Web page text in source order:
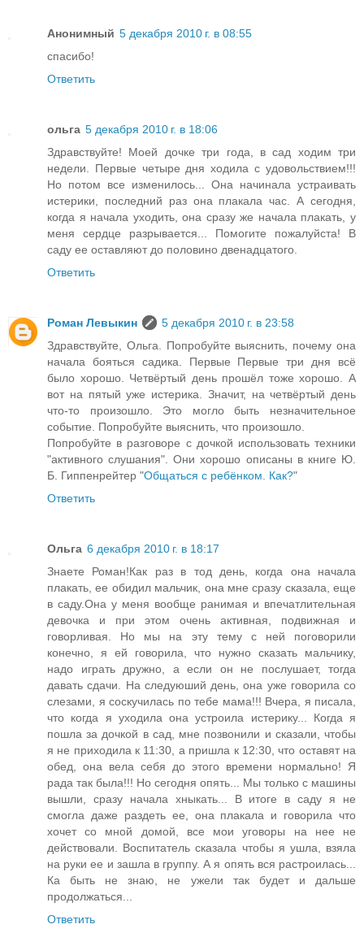
Анонимный 5 декабря 2010 г. в 08:55
спасибо!
Ответить
ольга 5 декабря 2010 г. в 18:06
Здравствуйте! Моей дочке три года, в сад ходим три
недели. Первые четыре дня ходила с удовольствием!!!
Но потом все изменилось... Она начинала устраивать
истерики, последний раз она плакала час. А сегодня,
когда я начала уходить, она сразу же начала плакать, у
меня сердце разрывается... Помогите пожалуйста! В
саду ее оставляют до половино двенадцатого.
Ответить
Роман Левыкин
5 декабря 2010 г. в 23:58
Здравствуйте, Ольга. Попробуйте выяснить, почему она
начала бояться садика. Первые Первые три дня всё
было хорошо. Четвёртый день прошёл тоже хорошо. А
вот на пятый уже истерика. Значит, на четвёртый день
что-то произошло. Это могло быть незначительное
событие. Попробуйте выяснить, что произошло.
Попробуйте в разговоре с дочкой использовать техники
"активного слушания". Они хорошо описаны в книге Ю.
Б. Гиппенрейтер "Общаться с ребёнком. Как?"
Ответить
Ольга 6 декабря 2010 г. в 18:17
Знаете Роман!Как раз в тод день, когда она начала
плакать, ее обидил мальчик, она мне сразу сказала, еще
в саду.Она у меня вообще ранимая и впечатлительная
девочка и при этом очень активная, подвижная и
говорливая. Но мы на эту тему с ней поговорили
конечно, я ей говорила, что нужно сказать мальчику,
надо играть дружно, а если он не послушает, тогда
давать сдачи. На следуюший день, она уже говорила со
слезами, я соскучилась по тебе мама!!! Вчера, я писала,
что когда я уходила она устроила истерику... Когда я
пошла за дочкой в сад, мне позвонили и сказали, чтобы
я не приходила к 11:30, а пришла к 12:30, что оставят на
обед, она вела себя до этого времени нормально! Я
рада так была!!! Но сегодня опять... Мы только с машины
вышли, сразу начала хныкать... В итоге в саду я не
смогла даже раздеть ее, она плакала и говорила что
хочет со мной домой, все мои уговоры на нее не
действовали. Воспитатель сказала чтобы я ушла, взяла
на руки ее и зашла в группу. А я опять вся растроилась...
Ка быть не знаю, не ужели так будет и дальше
продолжаться...
Ответить